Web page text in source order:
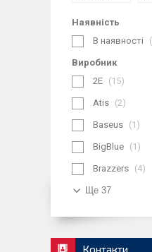
Наявність
В наявності
Виробник
2E
15
Atis 2
Baseus 1
BigBlue 1
Brazzers 4
Ще 37
Контакти